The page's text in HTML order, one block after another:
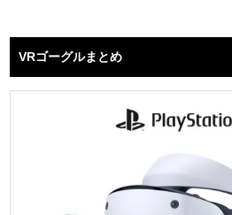
VRゴーグルまとめ